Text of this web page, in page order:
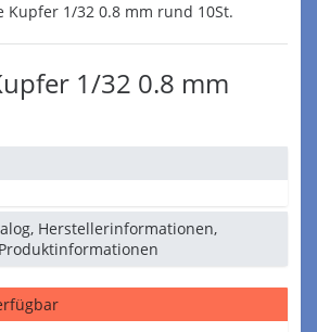
1/32 0.8 mm
Herstellerinformationen,